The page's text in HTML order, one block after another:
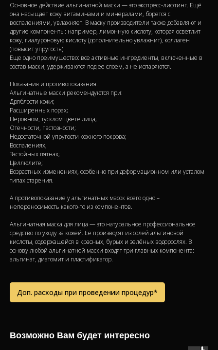
Основное действие альгинатной маски — это экспресс-лифтинг. Ещё
она насыщает кожу витаминами и минералами, борется с
воспалениями, увлажняет. В маску производители также добавляют и
другие компоненты: например, лимонную кислоту, которая осветлит
кожу, гиалуроновую кислоту (дополнительно увлажнит), коллаген
(повысит упругость).
Еще одно преимущество: все активные ингредиенты, включенные в
состав маски, удерживаются под ее слоем, а не испаряются.
Показания и противопоказания.
Альгинатные маски рекомендуются при:
Дряблости кожи;
Расширенных порах;
Неровном, тусклом цвете лица;
Отечности, пастозности;
Недостаточной упругости кожного покрова;
Воспалениях;
Застойных пятнах;
Целлюлите;
Возрастных изменениях, особенно при деформационном или усталом
типах старения.
А противопоказание у альгинатных масок всего одно –
непереносимость какого-то из компонентов.
Альгинатная маска для лица — это натуральное профессиональное
средство по уходу за кожей. Её производят из солей альгиновой
кислоты, содержащейся в красных, бурых и зелёных водорослях. В
основу любой альгинатной маски входят три главных компонента:
альгинат, диатомит и пластификатор.
Доп. расходы при проведении процедур*
Возможно Вам будет интересно